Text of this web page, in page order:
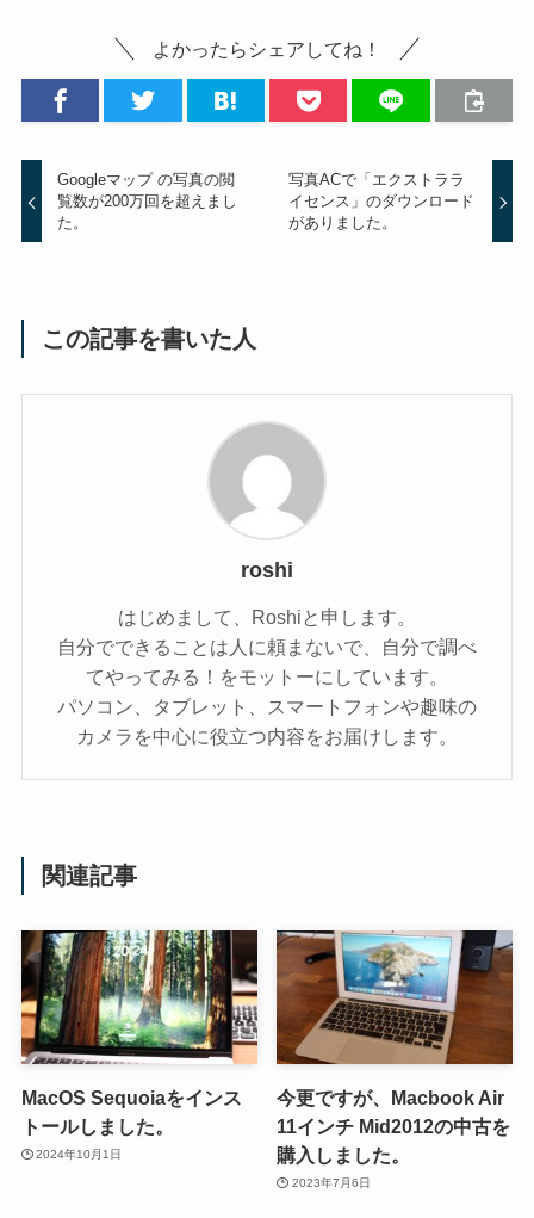
よかったらシェアしてね！
Googleマップ の写真の閲
覧数が200万回を超えまし
た。
写真ACで「エクストララ
イセンス」のダウンロード
がありました。
この記事を書いた人
roshi
はじめまして、Roshiと申します。
自分でできることは人に頼まないで、自分で調べ
てやってみる！をモットーにしています。
パソコン、タブレット、スマートフォンや趣味の
カメラを中心に役立つ内容をお届けします。
関連記事
MacOS Sequoiaをインス
トールしました。
2024年10月1日
今更ですが、Macbook Air
11インチ Mid2012の中古を
購入しました。
2023年7月6日